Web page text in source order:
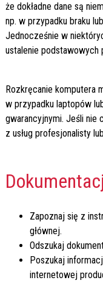
że dokładne dane są
np. w przypadku braku
Jednocześnie w
ustalenie podstawowych
Rozkręcanie komputera
w przypadku laptopów
gwarancyjnymi. Jeśli nie
z usług profesjonalisty
Zapoznaj się z
głównej.
Odszukaj
Poszukaj
internetowej